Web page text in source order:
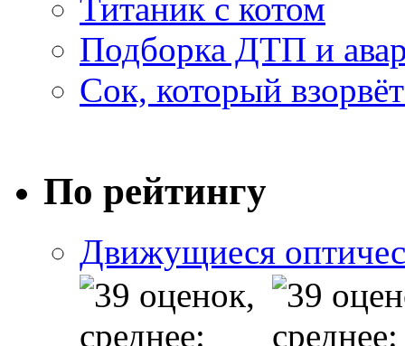
Титаник с котом
Подборка ДТП и
Сок, который
По рейтингу
Движущиеся